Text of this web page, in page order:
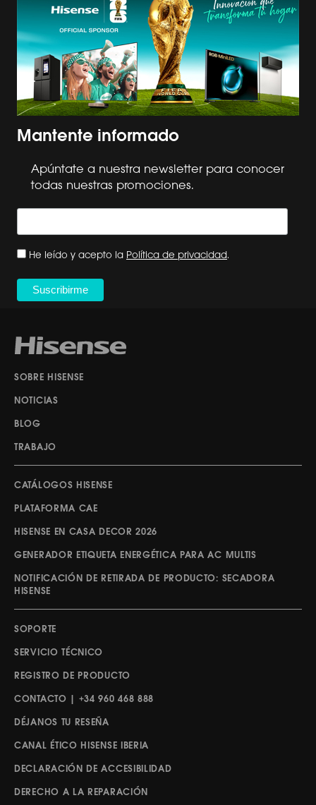
Mantente informado
Apúntate a nuestra newsletter para conocer
todas nuestras promociones.
He leído y acepto la Política de privacidad.
SOBRE HISENSE
NOTICIAS
BLOG
TRABAJO
CATÁLOGOS HISENSE
PLATAFORMA CAE
HISENSE EN CASA DECOR 2026
GENERADOR ETIQUETA ENERGÉTICA PARA AC MULTIS
NOTIFICACIÓN DE RETIRADA DE PRODUCTO: SECADORA
HISENSE
SOPORTE
SERVICIO TÉCNICO
REGISTRO DE PRODUCTO
CONTACTO | +34 960 468 888
DÉJANOS TU RESEÑA
CANAL ÉTICO HISENSE IBERIA
DECLARACIÓN DE ACCESIBILIDAD
DERECHO A LA REPARACIÓN